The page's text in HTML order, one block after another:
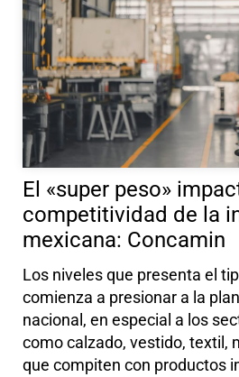
El «super peso»
competitividad de la
mexicana: Concamin
Los niveles que presenta el
comienza a presionar a la
nacional, en especial a los
como calzado, vestido, textil,
que compiten con productos